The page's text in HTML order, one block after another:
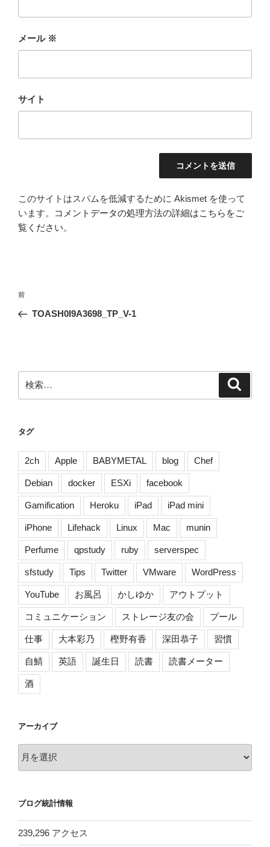
メール ※
サイト
このサイトはスパムを低減するために Akismet を使って
います。
コメントデータの処理方法の詳細はこちらをご
覧ください。
投
ナ
ー
シ
前
の
前
TOASH0I9A3698_TP_V-1
索:
タグ
2ch Apple BABYMETAL blog Chef
Debian docker ESXi facebook
Gamification Heroku iPad iPad mini
iPhone Lifehack Linux Mac munin
Perfume qpstudy ruby serverspec
sfstudy Tips Twitter VMware WordPress
YouTube お風呂 かしゆか アウトプット
コミュニケーション ストレージ友の会 プール
仕事 大本彩乃 樫野有香 深田恭子 習慣
自鯖 英語 誕生日 読書 読書メーター
酒
アーカイブ
ー
ブ
ブログ統計情報
239,296 アクセス